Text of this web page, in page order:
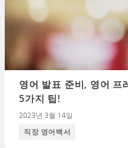
영어 발표 준비, 영어 프
5가지 팁!
2023년 3월 14일
직장 영어백서